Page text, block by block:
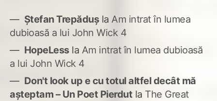
Ștefan Trepădușla Am intrat în lumea
dubioasă a lui John Wick 4
HopeLessla Am intrat în lumea dubioasă
a lui John Wick 4
Don't look up e cu totul altfel decât mă
așteptam – Un Poet Pierdut la The Great